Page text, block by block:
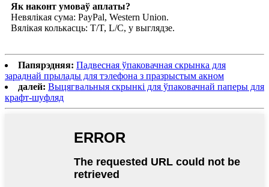
Як наконт умоваў аплаты?
Невялікая сума: PayPal, Western Union.
Вялікая колькасць: T/T, L/C, у выглядзе.
Папярэдняя: Падвесная ўпаковачная скрынка для
зараднай прылады для тэлефона з празрыстым акном
далей: Выцягвальныя скрынкі для ўпаковачнай паперы для
крафт-шуфляд